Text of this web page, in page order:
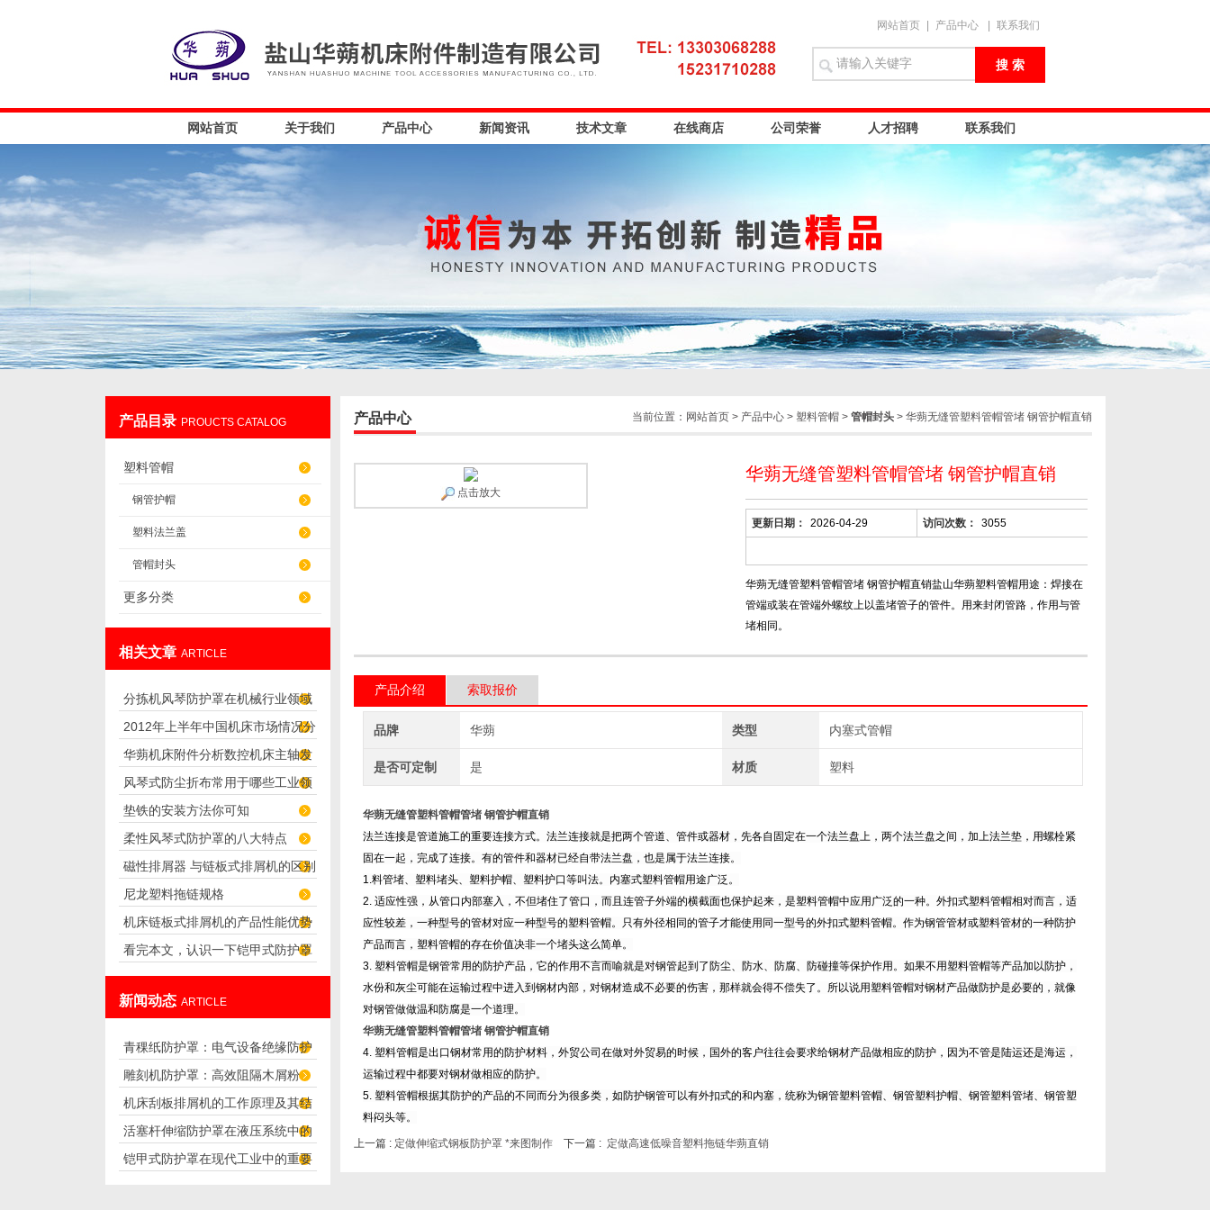
网站首页 产品中心 联系我们
网站首页 关于我们 产品中心 新闻资讯 技术文章 在线商店 公司荣誉 人才招聘 联系我们
产品目录 PROUCTS CATALOG
塑料管帽
钢管护帽
塑料法兰盖
管帽封头
更多分类
相关文章 ARTICLE
分拣机风琴防护罩在机械行业领域
的广泛应用
2012年上半年中国机床市场情况分
析
华蒴机床附件分析数控机床主轴发
热原因
风琴式防尘折布常用于哪些工业领
域？
垫铁的安装方法你可知
柔性风琴式防护罩的八大特点
磁性排屑器 与链板式排屑机的区别
尼龙塑料拖链规格
机床链板式排屑机的产品性能优势
及用途
看完本文，认识一下铠甲式防护罩
新闻动态 ARTICLE
青稞纸防护罩：电气设备绝缘防护
专用方案
雕刻机防护罩：高效阻隔木屑粉
尘，守护设备精度与安全
机床刮板排屑机的工作原理及其结
构分析
活塞杆伸缩防护罩在液压系统中的
应用
铠甲式防护罩在现代工业中的重要
当前位置： 网站首页> 产品中心> 塑料管帽> 管帽封头> 华蒴无缝管塑料管帽管堵 钢管护帽直销
产品中心
华蒴无缝管塑料管帽管堵 钢管护帽直销
更新日期： 2026-04-29 访问次数： 3055
华蒴无缝管塑料管帽管堵 钢管护帽直销盐山华蒴塑料管帽用途：焊接在
管端或装在管端外螺纹上以盖堵管子的管件。用来封闭管路，作用与管
堵相同。
点击放大
产品介绍 索取报价
品牌 华蒴 类型 内塞式管帽
是否可定制 是 材质 塑料
华蒴无缝管塑料管帽管堵 钢管护帽直销
法兰连接是管道施工的重要连接方式。法兰连接就是把两个管道、管件或器材，先各自固定在一个法兰盘上，两个法兰盘之间，加上法兰垫，用螺栓紧
固在一起，完成了连接。有的管件和器材已经自带法兰盘，也是属于法兰连接。
1.料管堵、塑料堵头、塑料护帽、塑料护口等叫法。内塞式塑料管帽用途广泛。
2. 适应性强，从管口内部塞入，不但堵住了管口，而且连管子外端的横截面也保护起来，是塑料管帽中应用广泛的一种。外扣式塑料管帽相对而言，适
应性较差，一种型号的管材对应一种型号的塑料管帽。只有外径相同的管子才能使用同一型号的外扣式塑料管帽。作为钢管管材或塑料管材的一种防护
产品而言，塑料管帽的存在价值决非一个堵头这么简单。
3. 塑料管帽是钢管常用的防护产品，它的作用不言而喻就是对钢管起到了防尘、防水、防腐、防碰撞等保护作用。如果不用塑料管帽等产品加以防护，
水份和灰尘可能在运输过程中进入到钢材内部，对钢材造成不必要的伤害，那样就会得不偿失了。所以说用塑料管帽对钢材产品做防护是必要的，就像
对钢管做做温和防腐是一个道理。
华蒴无缝管塑料管帽管堵 钢管护帽直销
4. 塑料管帽是出口钢材常用的防护材料，外贸公司在做对外贸易的时候，国外的客户往往会要求给钢材产品做相应的防护，因为不管是陆运还是海运，
运输过程中都要对钢材做相应的防护。
5. 塑料管帽根据其防护的产品的不同而分为很多类，如防护钢管可以有外扣式的和内塞，统称为钢管塑料管帽、钢管塑料护帽、钢管塑料管堵、钢管塑
料闷头等。
上一篇 : 定做伸缩式钢板防护罩 *来图制作下一篇 : 定做高速低噪音塑料拖链华蒴直销